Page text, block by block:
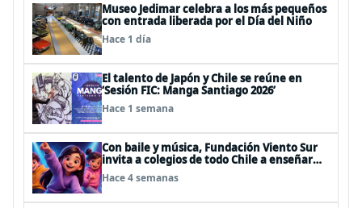
Museo Jedimar celebra a los más pequeños
con entrada liberada por el Día del Niño
Hace 1 día
El talento de Japón y Chile se reúne en
‘Sesión FIC: Manga Santiago 2026’
Hace 1 semana
Con baile y música, Fundación Viento Sur
invita a colegios de todo Chile a enseñar
autocuidado a los más pequeños
Hace 4 semanas